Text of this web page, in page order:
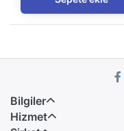
Bilgiler
Hizmet